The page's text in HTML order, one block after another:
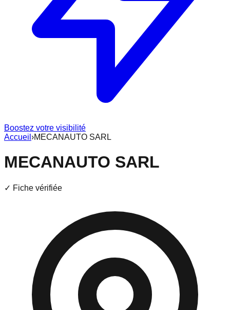
Boostez votre visibilité
Accueil ›MECANAUTO SARL
MECANAUTO SARL
✓ Fiche vérifiée